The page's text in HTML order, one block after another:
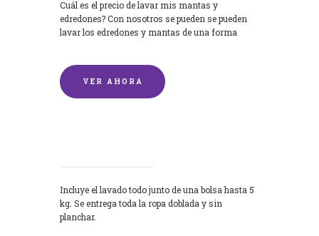
Cuál es el precio de lavar mis mantas y
edredones? Con nosotros se pueden se pueden
lavar los edredones y mantas de una forma
VER AHORA
Incluye el lavado todo junto de una bolsa hasta 5
kg. Se entrega toda la ropa doblada y sin
planchar.